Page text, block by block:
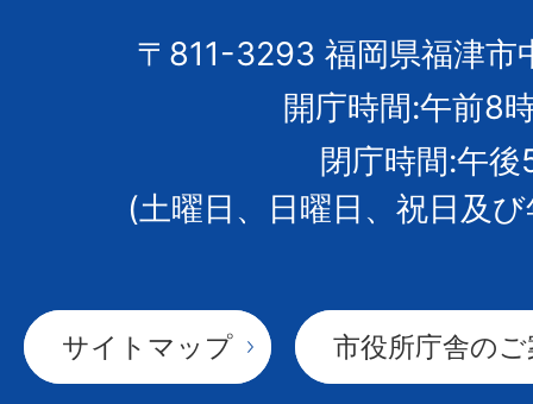
市
章
〒811-3293 福岡県福津市
開庁時間:午前8
閉庁時間:午後
(土曜日、日曜日、祝日及
サイトマップ 市役所庁舎の